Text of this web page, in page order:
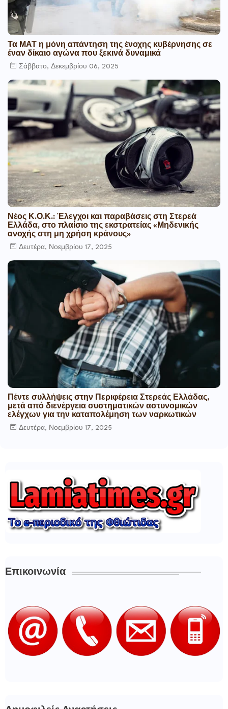
Τα ΜΑΤ η μόνη απάντηση της ένοχης κυβέρνησης σε
έναν δίκαιο αγώνα που ξεκινά δυναμικά
Σάββατο, Δεκεμβρίου 06, 2025
Νέος Κ.Ο.Κ.: Έλεγχοι και παραβάσεις στη Στερεά
Ελλάδα, στο πλαίσιο της εκστρατείας «Μηδενικής
ανοχής στη μη χρήση κράνους»
Δευτέρα, Νοεμβρίου 17, 2025
Πέντε συλλήψεις στην Περιφέρεια Στερεάς Ελλάδας,
μετά από διενέργεια συστηματικών αστυνομικών
ελέγχων για την καταπολέμηση των ναρκωτικών
Δευτέρα, Νοεμβρίου 17, 2025
Επικοινωνία